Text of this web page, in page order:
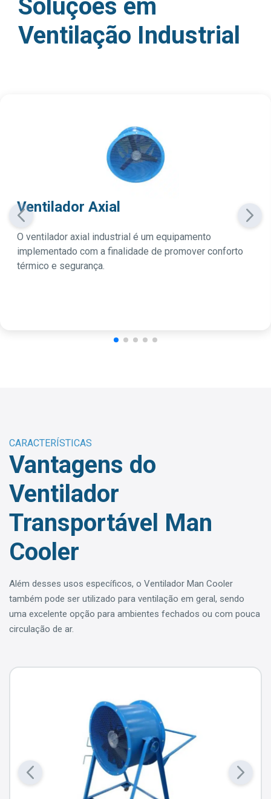
Soluções em
Ventilação Industrial
Ventilador Axial
O ventilador axial industrial é um equipamento
implementado com a finalidade de promover conforto
térmico e segurança.
CARACTERÍSTICAS
Vantagens do
Ventilador
Transportável Man
Cooler
Além desses usos específicos, o Ventilador Man Cooler
também pode ser utilizado para ventilação em geral, sendo
uma excelente opção para ambientes fechados ou com pouca
circulação de ar.